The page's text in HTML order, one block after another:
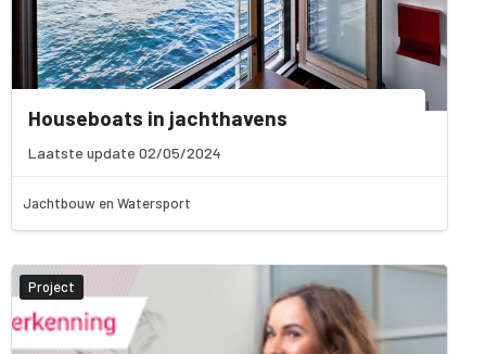
Houseboats in jachthavens
Laatste update 02/05/2024
Jachtbouw en Watersport
Project